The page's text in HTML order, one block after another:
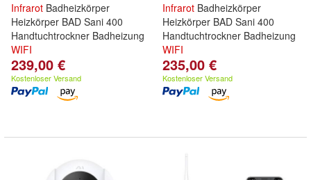
Infrarot Badheizkörper
Heizkörper BAD Sani 400
Handtuchtrockner Badheizung
WIFI
239,00 €
Kostenloser Versand
Infrarot Badheizkörper
Heizkörper BAD Sani 400
Handtuchtrockner Badheizung
WIFI
235,00 €
Kostenloser Versand